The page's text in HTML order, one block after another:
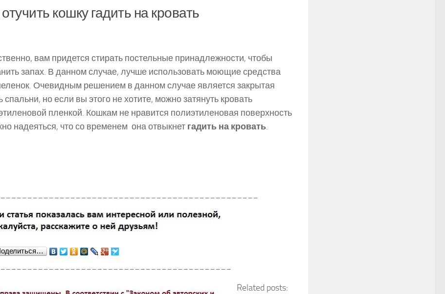
кошку гадить на кровать
вам придется стирать постельные принадлежности, чтобы
запах. В данном случае, лучше использовать моющие средства
Очевидным решением в данном случае является закрытая
спальни, но если вы этого не хотите, можно затянуть кровать
пленкой. Кошкам не нравится полиэтиленовая поверхность
надеяться, что со временем она отвыкнет гадить на кровать.
Related posts: